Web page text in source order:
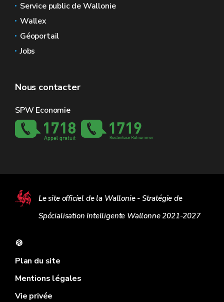
Service public de Wallonie
Wallex
Géoportail
Jobs
Nous contacter
SPW Economie
Le site officiel de la Wallonie - Stratégie de
Spécialisation Intelligente Wallonne 2021-2027
🍪
Plan du site
Mentions légales
Vie privée